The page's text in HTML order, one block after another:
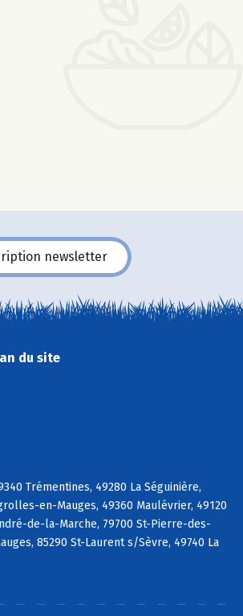
newsletter
du site
Trémentines, 49280 La Séguinière,
en-Mauges, 49360 Maulévrier, 49120
de-la-Marche, 79700 St-Pierre-des-
85290 St-Laurent s/Sèvre, 49740 La